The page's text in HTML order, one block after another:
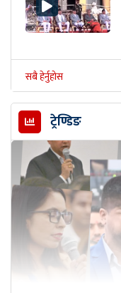
सबै हेर्नुहोस
ट्रेण्डिङ